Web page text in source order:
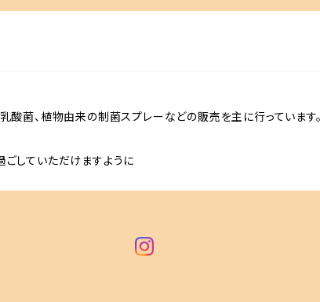
酸菌、植物由来の制菌スプレーなどの販売を主に行っています
ごしていただけますように